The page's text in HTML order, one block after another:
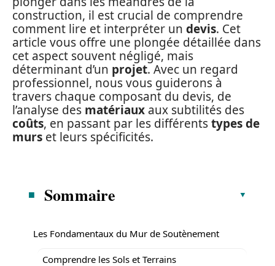
construction, il est crucial de comprendre
comment lire et interpréter un devis. Cet
article vous offre une plongée détaillée dans
cet aspect souvent négligé, mais
déterminant d’un projet. Avec un regard
professionnel, nous vous guiderons à
travers chaque composant du devis, de
l’analyse des matériaux aux subtilités des
coûts, en passant par les différentstypes de
murs et leurs spécificités.
Sommaire
Les Fondamentaux du Mur de Soutènement
Comprendre les Sols et Terrains